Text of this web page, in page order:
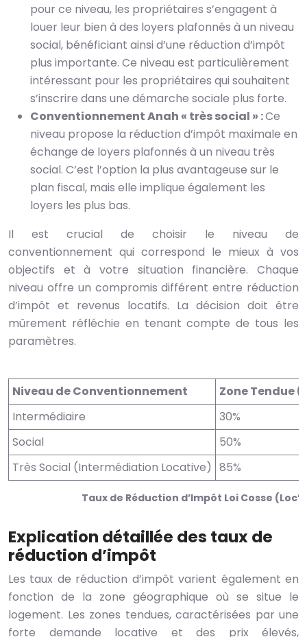
pour ce niveau, les propriétaires s’engagent à
louer leur bien à des loyers plafonnés à un niveau
social, bénéficiant ainsi d’une réduction d’impôt
plus importante. Ce niveau est particulièrement
intéressant pour les propriétaires qui souhaitent
s’inscrire dans une démarche sociale plus forte.
Conventionnement Anah « très social » :Ce
niveau propose la réduction d’impôt maximale en
échange de loyers plafonnés à un niveau très
social. C’est l’option la plus avantageuse sur le
plan fiscal, mais elle implique également les
loyers les plus bas.
Il est crucial de choisir le niveau de
conventionnement qui correspond le mieux à vos
objectifs et à votre situation financière. Chaque
niveau offre un compromis différent entre réduction
d’impôt et revenus locatifs. La décision doit être
mûrement réfléchie en tenant compte de tous les
paramètres.
Taux de Réduction d’Impôt Loi Cosse
Niveau de Conventionnement
Zone Tendue
Intermédiaire
30%
Social
50%
Très Social (Intermédiation Locative) 85%
Explication détaillée des taux de
réduction d’impôt
Les taux de réduction d’impôt varient également en
fonction de la zone géographique où se situe le
logement. Les zones tendues, caractérisées par une
forte demande locative et des prix élevés,